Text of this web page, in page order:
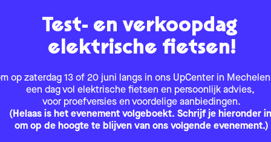
Test- en verkoopdag
elektrische fietsen!
op zaterdag 13 of 20 juni langs in ons UpCenter in
een dag vol elektrische fietsen en persoonlijk advies,
voor proefversies en voordelige aanbiedingen.
(Helaas is het evenement volgeboekt. Schrijf je hieronder
om op de hoogte te blijven van ons volgende evenement.)